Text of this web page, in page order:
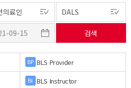
BP BLS Provider
BI BLS Instructor